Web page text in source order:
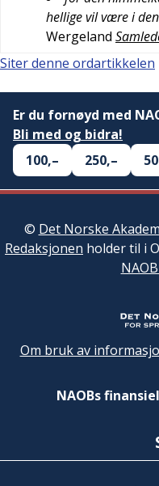
hellige vil være i
Wergeland
Siter denne ordartikkelen
Er du fornøyd med
Bli med og bidra!
100,–
250,–
© Det Norske
Redaksjonen holder til i
Om bruk av
NAOBs